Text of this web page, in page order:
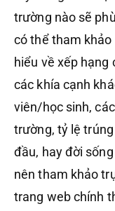
trường nào sẽ
có thể tham
hiểu về xếp hạng
các khía cạnh
viên/học sinh,
trường, tỷ lệ
đầu, hay đời
nên tham khảo
trang web chính